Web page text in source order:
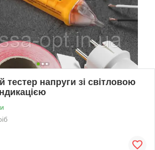
тестер напруги зі світловою